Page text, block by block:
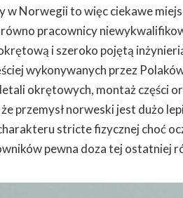
w Norwegii to więc ciekawe
pracownicy
i szeroko pojętą
wykonywanych przez
okrętowych, montaż części
przemysł norweski jest dużo
stricte fizycznej choć
pewna doza tej ostatniej